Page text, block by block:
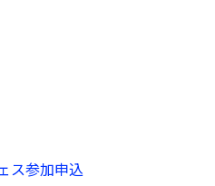
ス参加申込